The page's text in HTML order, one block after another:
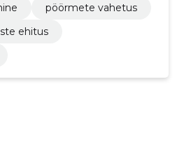
pöörmete vahetus
ehitus